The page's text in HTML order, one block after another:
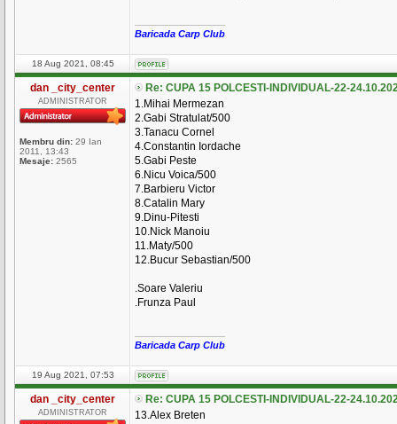
Baricada Carp Club
18 Aug 2021, 08:45
dan _city_center
ADMINISTRATOR
Membru din: 29 Ian
2011, 13:43
Mesaje: 2565
Re: CUPA 15 POLCESTI-INDIVIDUAL-22-
1.Mihai Mermezan
2.Gabi Stratulat/500
3.Tanacu Cornel
4.Constantin Iordache
5.Gabi Peste
6.Nicu Voica/500
7.Barbieru Victor
8.Catalin Mary
9.Dinu-Pitesti
10.Nick Manoiu
11.Maty/500
12.Bucur Sebastian/500
.Soare Valeriu
.Frunza Paul
Baricada Carp Club
19 Aug 2021, 07:53
dan _city_center
ADMINISTRATOR
Re: CUPA 15 POLCESTI-INDIVIDUAL-22-
13.Alex Breten